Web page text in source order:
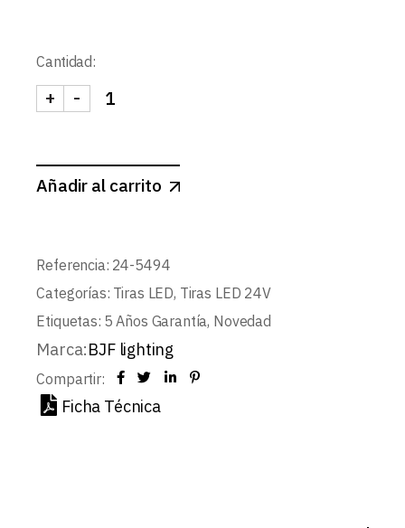
Cantidad:
TIRA 24V PRO 12W/m 120LED/m SMD2835
-
+
Añadir al carrito
Referencia: 24-5494
Categorías: Tiras LED, Tiras LED 24V
Etiquetas: 5 Años Garantía, Novedad
Marca:BJF lighting
Compartir:
Ficha Técnica